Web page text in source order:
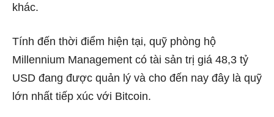
khác.
Tính đến thời điểm hiện tại, quỹ phòng hộ
Millennium Management có tài sản trị giá 48,3 tỷ
USD đang được quản lý và cho đến nay đây là quỹ
lớn nhất tiếp xúc với Bitcoin.